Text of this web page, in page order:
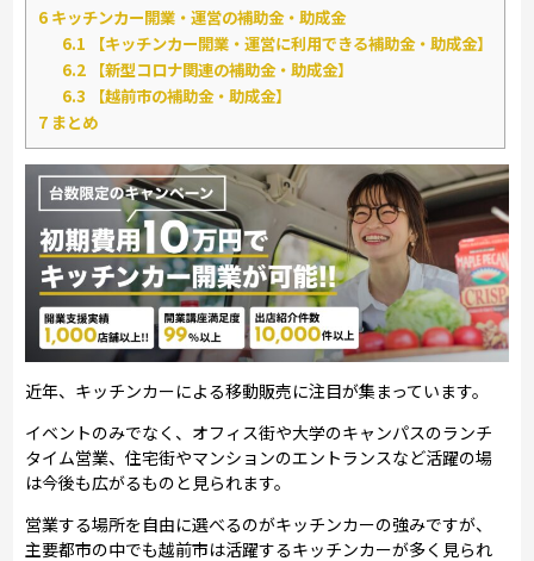
6 キッチンカー開業・運営の補助金・助成金
6.1 【キッチンカー開業・運営に利用できる補助金・助成金】
6.2 【新型コロナ関連の補助金・助成金】
6.3 【越前市の補助金・助成金】
7 まとめ
近年、キッチンカーによる移動販売に注目が集まっています。
イベントのみでなく、オフィス街や大学のキャンパスのランチ
タイム営業、住宅街やマンションのエントランスなど活躍の場
は今後も広がるものと見られます。
営業する場所を自由に選べるのがキッチンカーの強みですが、
主要都市の中でも越前市は活躍するキッチンカーが多く見られ